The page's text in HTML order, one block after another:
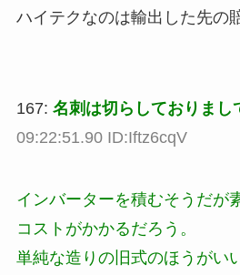
ハイテクなのは輸出した先の
167: 名刺は切らしておりまし
09:22:51.90 ID:Iftz6cqV
インバーターを積むそうだが
コストがかかるだろう。
単純な造りの旧式のほうがい